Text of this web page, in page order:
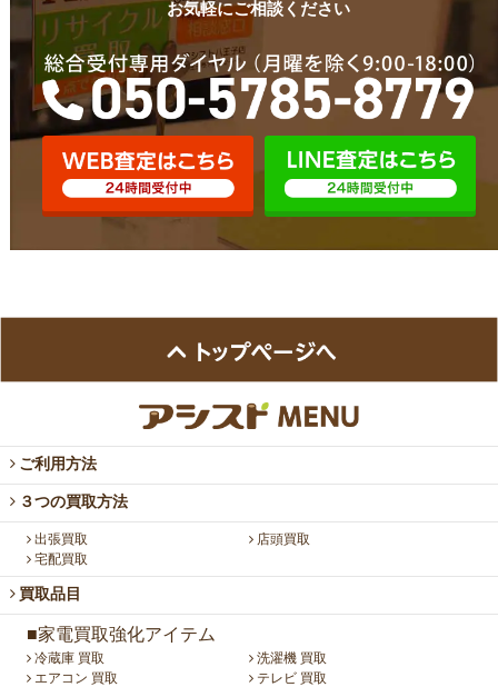
お気軽にご相談ください
ご利用方法
３つの買取方法
出張買取
店頭買取
宅配買取
買取品目
■家電買取強化アイテム
冷蔵庫 買取
洗濯機 買取
エアコン 買取
テレビ 買取